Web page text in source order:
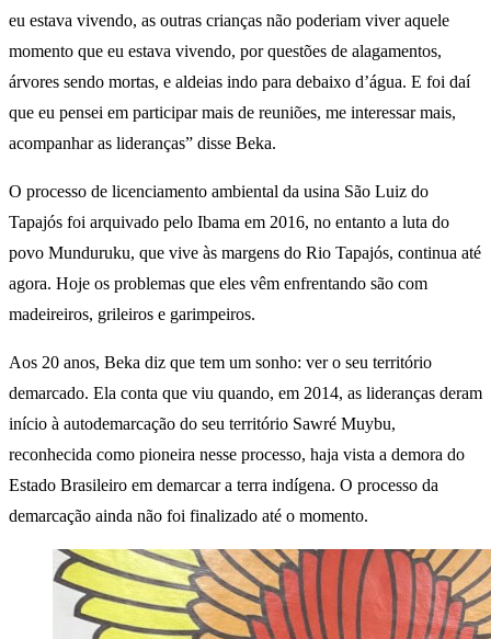
eu estava vivendo, as outras crianças não poderiam viver aquele
momento que eu estava vivendo, por questões de alagamentos,
árvores sendo mortas, e aldeias indo para debaixo d’água. E foi daí
que eu pensei em participar mais de reuniões, me interessar mais,
acompanhar as lideranças” disse Beka.
O processo de licenciamento ambiental da usina São Luiz do
Tapajós foi arquivado pelo Ibama em 2016, no entanto a luta do
povo Munduruku, que vive às margens do Rio Tapajós, continua até
agora. Hoje os problemas que eles vêm enfrentando são com
madeireiros, grileiros e garimpeiros.
Aos 20 anos, Beka diz que tem um sonho: ver o seu território
demarcado. Ela conta que viu quando, em 2014, as lideranças deram
início à autodemarcação do seu território Sawré Muybu,
reconhecida como pioneira nesse processo, haja vista a demora do
Estado Brasileiro em demarcar a terra indígena. O processo da
demarcação ainda não foi finalizado até o momento.